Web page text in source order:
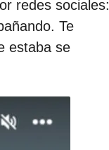
redes sociales:
Te
estaba se